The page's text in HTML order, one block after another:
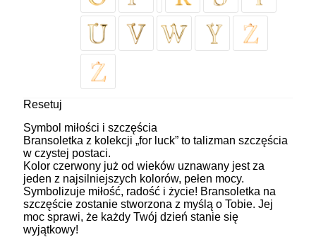
Resetuj
Symbol miłości i szczęścia
Bransoletka z kolekcji „for luck” to talizman szczęścia
w czystej postaci.
Kolor czerwony już od wieków uznawany jest za
jeden z najsilniejszych kolorów, pełen mocy.
Symbolizuje miłość, radość i życie! Bransoletka na
szczęście zostanie stworzona z myślą o Tobie. Jej
moc sprawi, że każdy Twój dzień stanie się
wyjątkowy!